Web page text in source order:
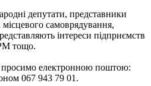
депутати, представники
самоврядування,
інтереси підприємств
тощо.
просимо електронною поштою:
067 943 79 01.